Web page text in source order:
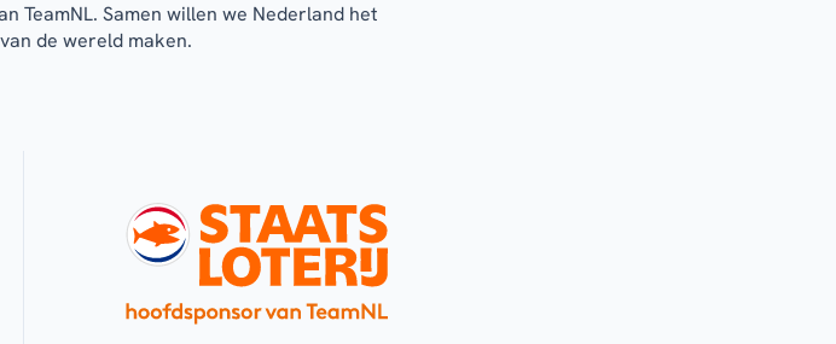
TeamNL. Samen willen we Nederland het
de wereld maken.